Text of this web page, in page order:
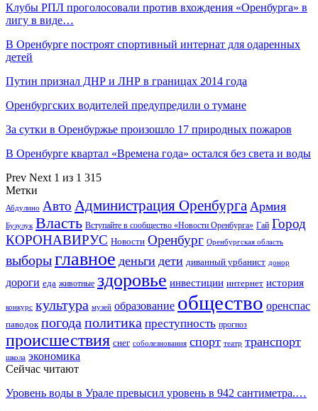
Клубы РПЛ проголосовали против вхождения «Оренбурга» в
лигу в виде…
В Оренбурге построят спортивный интернат для одаренных
детей
Путин признал ДНР и ЛНР в границах 2014 года
Оренбургских водителей предупредили о тумане
За сутки в Оренбуржье произошло 17 природных пожаров
В Оренбурге квартал «Времена года» остался без света и воды
Prev Next 1 из 1 315
Метки
Абдулино Авто Администрация Оренбурга Армия
Бузулук Власть Вступайте в сообщество «Новости Оренбурга» Гай Город
КОРОНАВИРУС Новости Оренбург Оренбургская область
выборыглавное деньги дети диванный урбанист донор
дороги еда животные здоровье инвестиции интернет история
конкурс культура музей образование общество оренспас
паводок погода политика преступность прогноз
происшествия снег соболезнования спорт театр транспорт
школа экономика
Сейчас читают
Уровень воды в Урале превысил уровень в 942 сантиметра.…